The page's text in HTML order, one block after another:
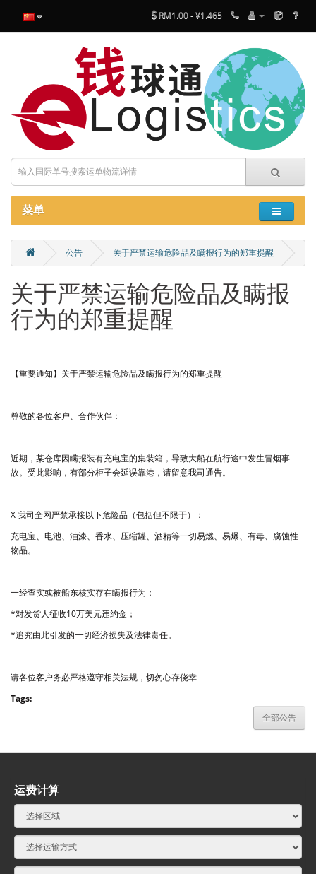
RM1.00 - ¥1.465
菜单
公告 关于严禁运输危险品及瞒报行为的郑重提醒
关于严禁运输危险品及瞒报
行为的郑重提醒
【重要通知】关于严禁运输危险品及瞒报行为的郑重提醒
尊敬的各位客户、合作伙伴：
近期，某仓库因瞒报装有充电宝的集装箱，导致大船在航行途中发生冒烟事
故。受此影响，有部分柜子会延误靠港，请留意我司通告。
X 我司全网严禁承接以下危险品（包括但不限于）：
充电宝、电池、油漆、香水、压缩罐、酒精等一切易燃、易爆、有毒、腐蚀性
物品。
一经查实或被船东核实存在瞒报行为：
*对发货人征收10万美元违约金；
*追究由此引发的一切经济损失及法律责任。
请各位客户务必严格遵守相关法规，切勿心存侥幸
Tags:
全部公告
运费计算